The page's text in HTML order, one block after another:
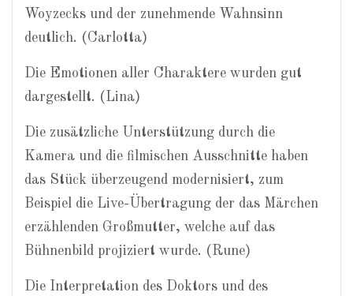
Woyzecks und der zunehmende Wahnsinn
deutlich. (Carlotta)
Die Emotionen aller Charaktere wurden gut
dargestellt. (Lina)
Die zusätzliche Unterstützung durch die
Kamera und die filmischen Ausschnitte haben
das Stück überzeugend modernisiert, zum
Beispiel die Live-Übertragung der das Märchen
erzählenden Großmutter, welche auf das
Bühnenbild projiziert wurde. (Rune)
Die Interpretation des Doktors und des